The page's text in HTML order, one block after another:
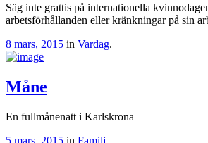
Säg inte grattis på internationella
arbetsförhållanden eller kränkningar på sin
8 mars, 2015 in Vardag.
Måne
En fullmånenatt i Karlskrona
5 mars, 2015 in Familj.